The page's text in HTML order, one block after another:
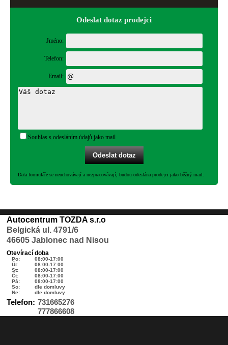
Odeslat dotaz prodejci
Jméno:
Telefon:
Email:
Souhlas s odesláním údajů jako mail
Data formuláře se neuchovávají a nezpracovávají, budou odeslána prodejci jako běžný mail.
Autocentrum TOZDA s.r.o
Belgická ul. 4791/6
46605 Jablonec nad Nisou
Otevírací doba
Po:
08:00-17:00
Út:
08:00-17:00
St:
08:00-17:00
Čt:
08:00-17:00
Pá:
08:00-17:00
So:
dle domluvy
Ne:
dle domluvy
Telefon: 731665276
777866608